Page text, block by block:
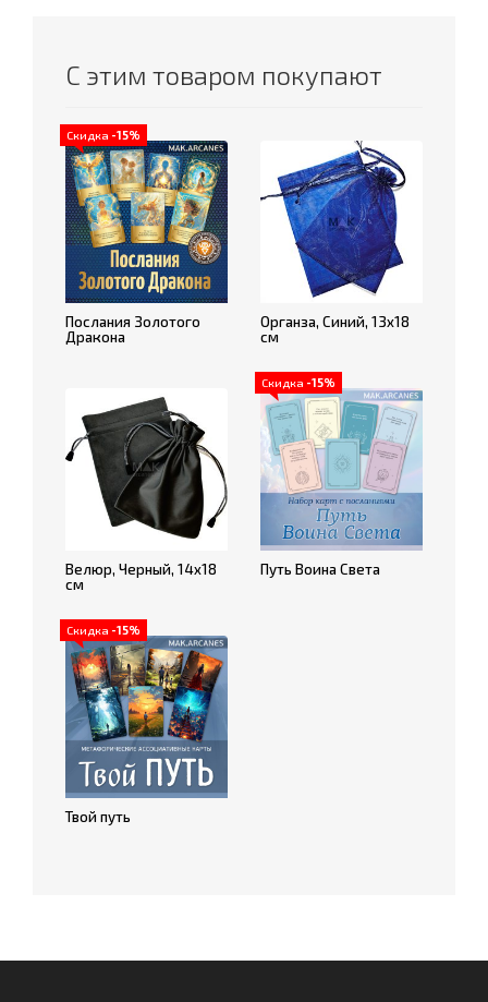
С этим товаром покупают
Скидка -15%
Послания Золотого
Дракона
Органза, Синий, 13х18
см
Велюр, Черный, 14х18
см
Скидка -15%
Путь Воина Света
Скидка -15%
Твой путь